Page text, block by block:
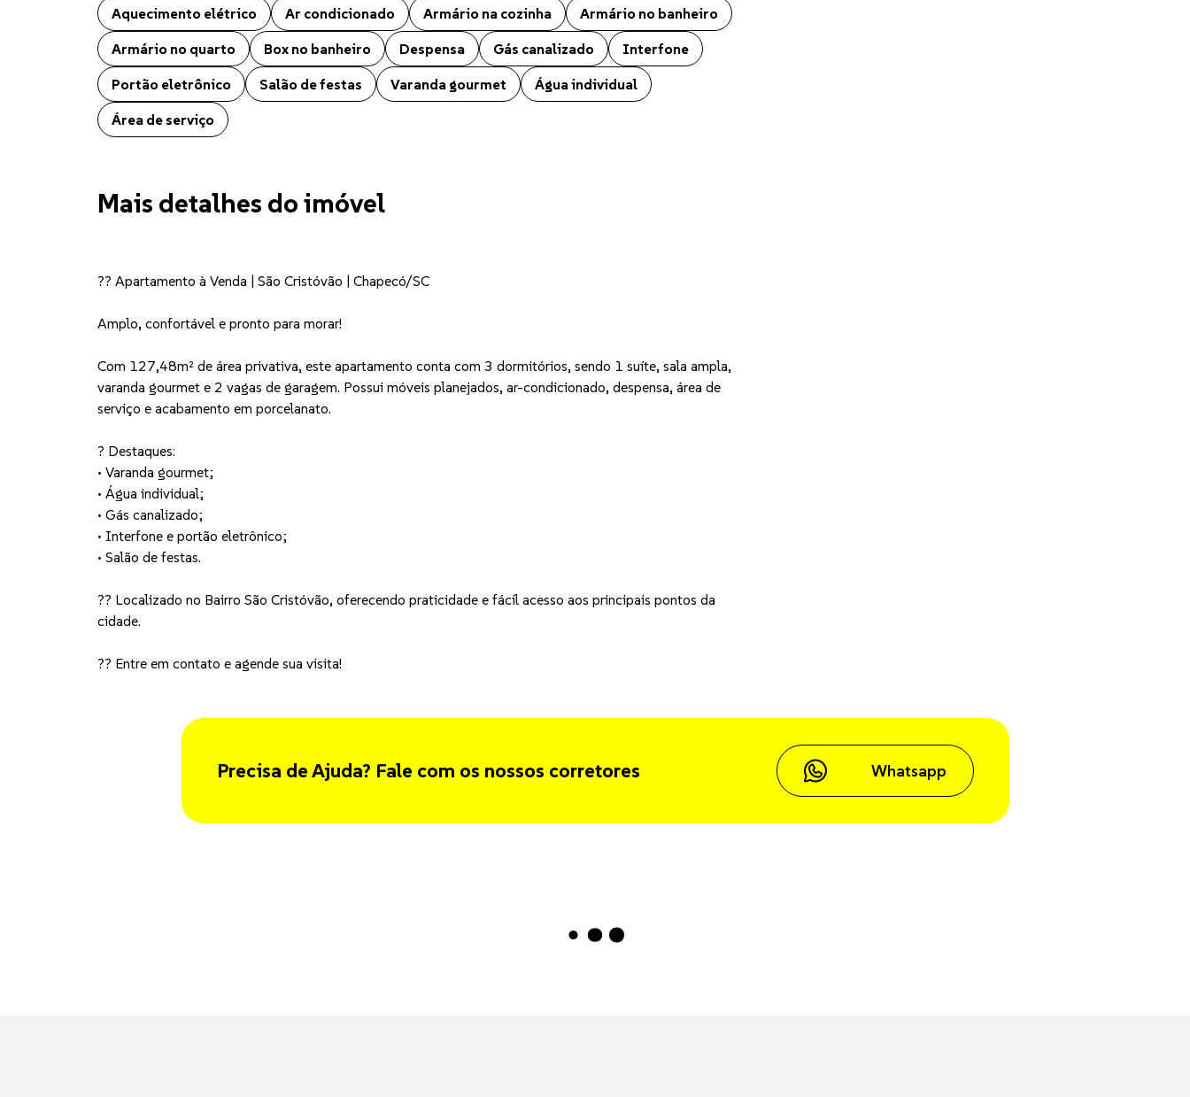
Aquecimento elétrico Ar condicionado Armário na cozinha
Armário no banheiro
Armário no quarto
Box no banheiro Despensa Gás canalizado
Interfone
Portão eletrônico
Salão de festas Varanda gourmet
Água individual
Área de serviço
Mais detalhes do imóvel
?? Apartamento à Venda | São Cristóvão | Chapecó/SC
Amplo, confortável e pronto para morar!
Com 127,48m² de área privativa, este apartamento conta com 3 dormitórios, sendo 1 suíte, sala ampla,
varanda gourmet e 2 vagas de garagem. Possui móveis planejados, ar-condicionado, despensa, área de
serviço e acabamento em porcelanato.
? Destaques:
• Varanda gourmet;
• Água individual;
• Gás canalizado;
• Interfone e portão eletrônico;
• Salão de festas.
?? Localizado no Bairro São Cristóvão, oferecendo praticidade e fácil acesso aos principais pontos da
cidade.
?? Entre em contato e agende sua visita!
Precisa de Ajuda? Fale com os nossos corretores Whatsapp